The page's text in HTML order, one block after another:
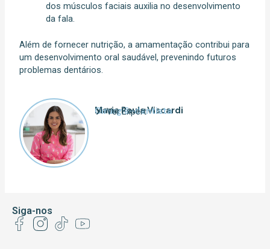
dos músculos faciais auxilia no desenvolvimento
da fala.
Além de fornecer nutrição, a amamentação contribui para
um desenvolvimento oral saudável, prevenindo futuros
problemas dentários.
Maria Paula Viscardi
Cirurgiã-dentista
Ver Expert
Siga-nos